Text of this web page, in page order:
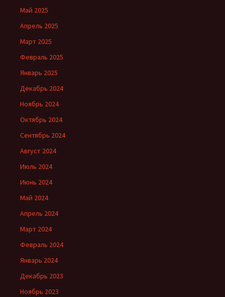
Май 2025
Апрель 2025
Март 2025
Февраль 2025
Январь 2025
Декабрь 2024
Ноябрь 2024
Октябрь 2024
Сентябрь 2024
Август 2024
Июль 2024
Июнь 2024
Май 2024
Апрель 2024
Март 2024
Февраль 2024
Январь 2024
Декабрь 2023
Ноябрь 2023